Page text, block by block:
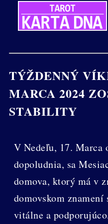
TÝŽDENNÝ
MARCA 2024
STABILITY
V Nedeľu, 17. Marca
dopoludnia, sa
domova, ktorý má v
domovskom
vitálne a